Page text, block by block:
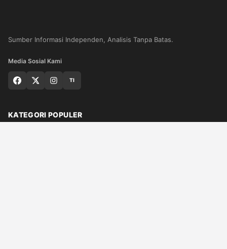
Sumber Informasi Independen, Analisis Tanpa Batas.
Media Sosial Kami
TI
KATEGORI POPULER